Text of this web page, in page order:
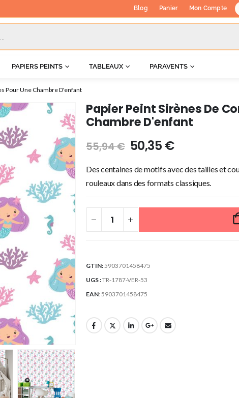
Blog Panier Mon Compte
PAPIERS PEINTS TABLEAUX PARAVENTS
Pour Une Chambre D'enfant
Papier Peint Sirènes De
Chambre D'enfant
55,94€ 50,35 €
Des centaines de motifs avec des tailles et
rouleaux dans des formats classiques.
GTIN: 5903701458475
UGS :TR-1787-VER-53
EAN: 5903701458475